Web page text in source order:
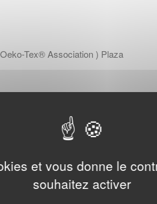
Tex® Association ) Plaza
Avenue Guy de Collongue -
61, Fax + 33 4 78 43 34 12
the Oeko-Tex® Association )
et vous donne le
souhaitez activer